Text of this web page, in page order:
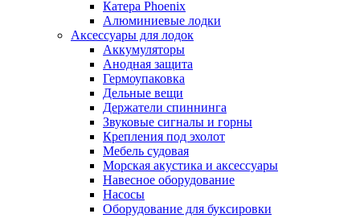
Катера Phoenix
Алюминиевые лодки
Аксессуары для лодок
Аккумуляторы
Анодная защита
Гермоупаковка
Дельные вещи
Держатели спиннинга
Звуковые сигналы и горны
Крепления под эхолот
Мебель судовая
Морская акустика и аксессуары
Навесное оборудование
Насосы
Оборудование для буксировки